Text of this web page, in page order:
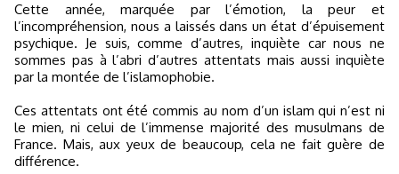
Cette année, marquée par l’émotion, la peur et
l’incompréhension, nous a laissés dans un état d’épuisement
psychique. Je suis, comme d’autres, inquiète car nous ne
sommes pas à l’abri d’autres attentats mais aussi inquiète
par la montée de l’islamophobie.
Ces attentats ont été commis au nom d’un islam qui n’est ni
le mien, ni celui de l’immense majorité des musulmans de
France. Mais, aux yeux de beaucoup, cela ne fait guère de
différence.